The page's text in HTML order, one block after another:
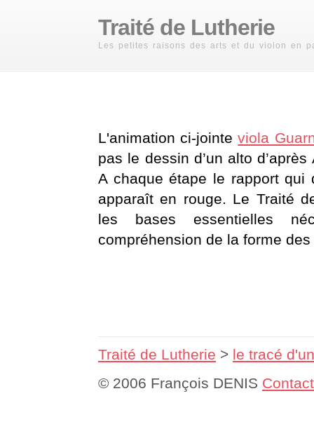
Traité de Lutherie
Les petites raisons des arts et du violon en
L'animation ci-jointeviola
pas le dessin d’un alto
A chaque étape le rapport qui
apparaît en rouge. Le Traité
les bases essentielles
compréhension de la forme
Traité de Lutherie > le tracé
© 2006 François DENIS Contact